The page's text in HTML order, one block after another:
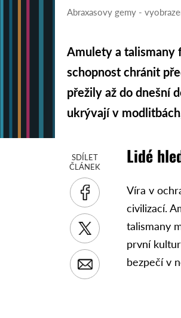
Abraxasovy gemy -
Amulety a talismany
schopnost chránit
přežily až do dnešní
ukrývají v
SDÍLET
ČLÁNEK
Lidé
Víra v
civilizací.
talismany
první
bezpečí v